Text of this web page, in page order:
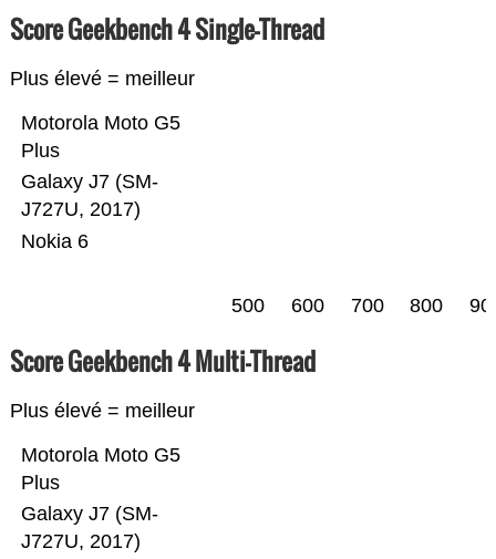
Score Geekbench 4 Single-Thread
Plus élevé = meilleur
Nokia 6
Galaxy J7 (SM-
J727U, 2017)
Motorola Moto G5
Plus
500 600 700 800
Score Geekbench 4 Multi-Thread
Plus élevé = meilleur
Galaxy J7 (SM-
J727U, 2017)
Motorola Moto G5
Plus